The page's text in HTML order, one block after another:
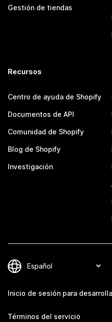
Gestión de tiendas
Recursos
Centro de ayuda de Shopify
Documentos de API
Comunidad de Shopify
Blog de Shopify
Investigación
Inicio de sesión para
Términos del servicio